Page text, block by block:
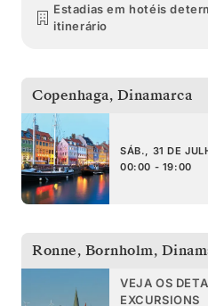
Estadias em hotéis
itinerário
Copenhaga, Dinamarca
SÁB., 31 DE
00:00 - 19:00
Ronne, Bornholm,
VEJA OS
EXCURSIONS